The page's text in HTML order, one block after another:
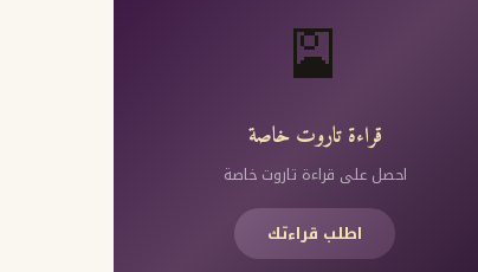
🎴
قراءة تاروت خاصة
احصل على قراءة تاروت خاصة
اطلب قراءتك